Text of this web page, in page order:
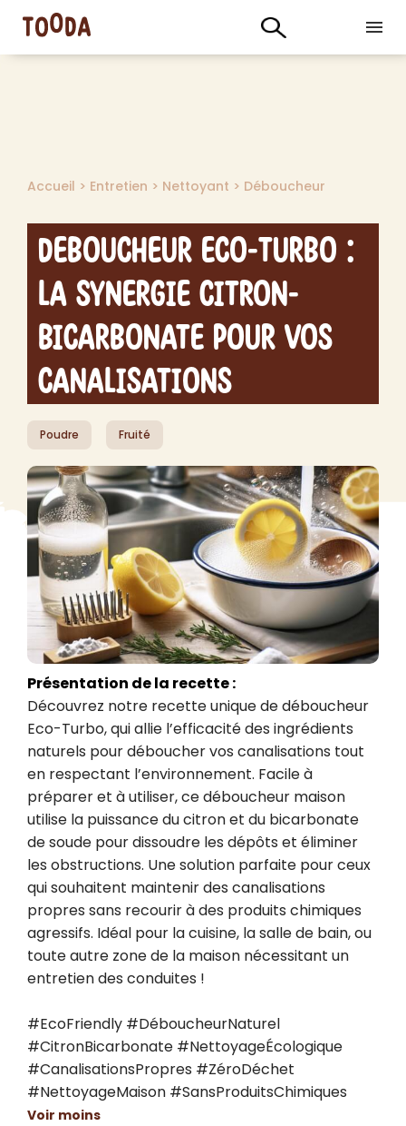
Accueil > Entretien > Nettoyant > Déboucheur
Deboucheur Eco-Turbo :
La Synergie Citron-
Bicarbonate pour Vos
Canalisations
Poudre Fruité
Présentation de la recette :
Découvrez notre recette unique de déboucheur
Eco-Turbo, qui allie l’efficacité des ingrédients
naturels pour déboucher vos canalisations tout
en respectant l’environnement. Facile à
préparer et à utiliser, ce déboucheur maison
utilise la puissance du citron et du bicarbonate
de soude pour dissoudre les dépôts et éliminer
les obstructions. Une solution parfaite pour ceux
qui souhaitent maintenir des canalisations
propres sans recourir à des produits chimiques
agressifs. Idéal pour la cuisine, la salle de bain, ou
toute autre zone de la maison nécessitant un
entretien des conduites !
#EcoFriendly #DéboucheurNaturel
#CitronBicarbonate #NettoyageÉcologique
#CanalisationsPropres #ZéroDéchet
#NettoyageMaison #SansProduitsChimiques
Voir moins